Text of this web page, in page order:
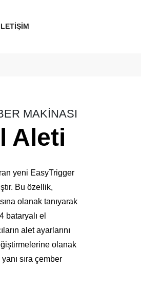
MAKİNASI
Aleti
yeni EasyTrigger
Bu özellik,
olanak tanıyarak
bataryalı el
alet ayarlarını
olanak
sıra çember